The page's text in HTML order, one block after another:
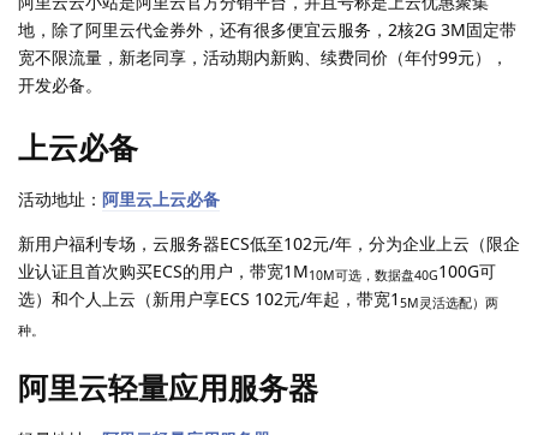
地，除了阿里云代金券外，还有很多便宜云服务，2核2G 3M固定带
宽不限流量，新老同享，活动期内新购、续费同价（年付99元），
开发必备。
上云必备
活动地址： 阿里云上云必备
新用户福利专场，云服务器ECS低至102元/年，分为企业上云（限企
业认证且首次购买ECS的用户，带宽1M10M可选，数据盘40G100G可
选）和个人上云（新用户享ECS 102元/年起，带宽1 5M灵活选配）两
种。
阿里云轻量应用服务器